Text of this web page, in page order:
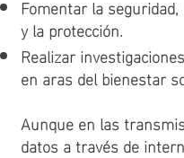
Fomentar la
y la protección.
Realizar
en aras del bienestar
Aunque en las
datos a través de